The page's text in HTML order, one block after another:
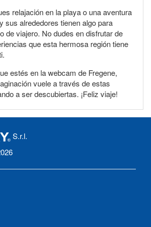
relajación en la playa o una aventura
sus alrededores tienen algo para
de viajero. No dudes en disfrutar de
que esta hermosa región tiene
estés en la webcam de Fregene,
vuele a través de estas
a ser descubiertas. ¡Feliz viaje!
S.r.l.